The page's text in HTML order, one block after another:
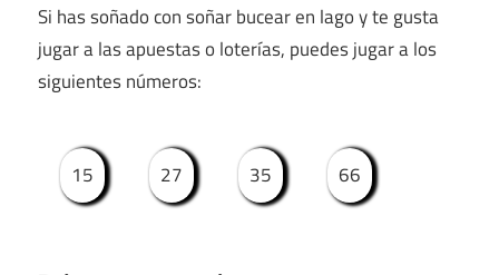
Si has soñado con soñar bucear en lago y te gusta
jugar a las apuestas o loterías, puedes jugar a los
siguientes números:
15 27 35 66